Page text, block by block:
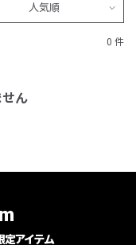
人気順
0 件
ん
定アイテム